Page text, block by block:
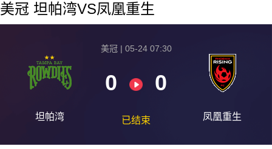
美冠 坦帕湾VS凤凰重生
坦帕湾
美冠 | 05-24 07:30
0 0
已结束 凤凰重生